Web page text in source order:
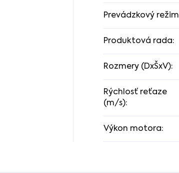
Prevádzkový režim
Produktová rada:
Rozmery (DxŠxV):
Rýchlosť reťaze
(m/s):
Výkon motora: